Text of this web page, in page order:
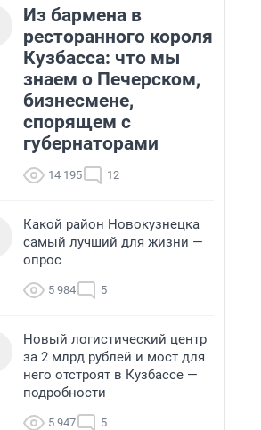
Из бармена в
ресторанного короля
Кузбасса: что мы
знаем о Печерском,
бизнесмене,
спорящем с
губернаторами
14 195 12
Какой район Новокузнецка
самый лучший для жизни —
опрос
5 984 5
Новый логистический центр
за 2 млрд рублей и мост для
него отстроят в Кузбассе —
подробности
5 947 5